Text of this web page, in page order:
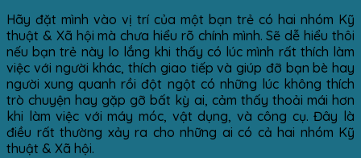
Hãy đặt mình vào vị trí của một bạn trẻ có hai nhóm Kỹ
thuật & Xã hội mà chưa hiểu rõ chính mình. Sẽ dễ hiểu thôi
nếu bạn trẻ này lo lắng khi thấy có lúc mình rất thích làm
việc với người khác, thích giao tiếp và giúp đỡ bạn bè hay
người xung quanh rồi đột ngột có những lúc không thích
trò chuyện hay gặp gỡ bất kỳ ai, cảm thấy thoải mái hơn
khi làm việc với máy móc, vật dụng, và công cụ. Đây là
điều rất thường xảy ra cho những ai có cả hai nhóm Kỹ
thuật & Xã hội.